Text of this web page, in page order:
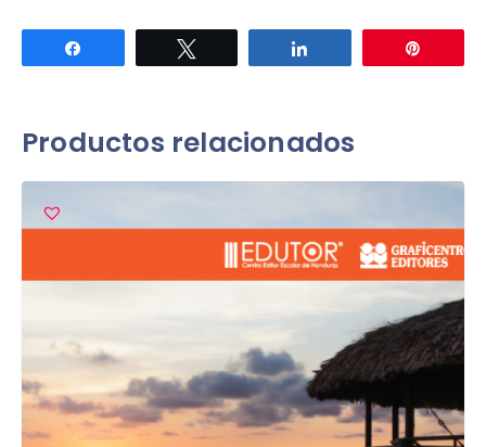
Productos relacionados